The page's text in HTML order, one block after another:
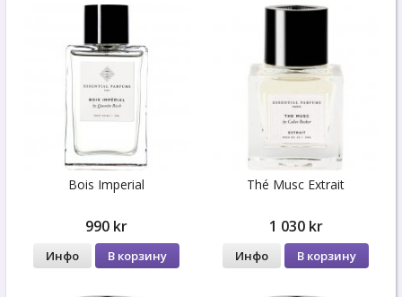
Bois Imperial
990 kr
Инфо В корзину
Thé Musc Extrait
1 030 kr
Инфо В корзину